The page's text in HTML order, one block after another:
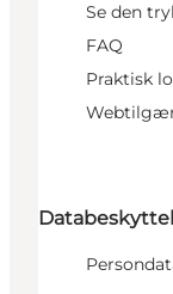
Se den
FAQ
Praktisk